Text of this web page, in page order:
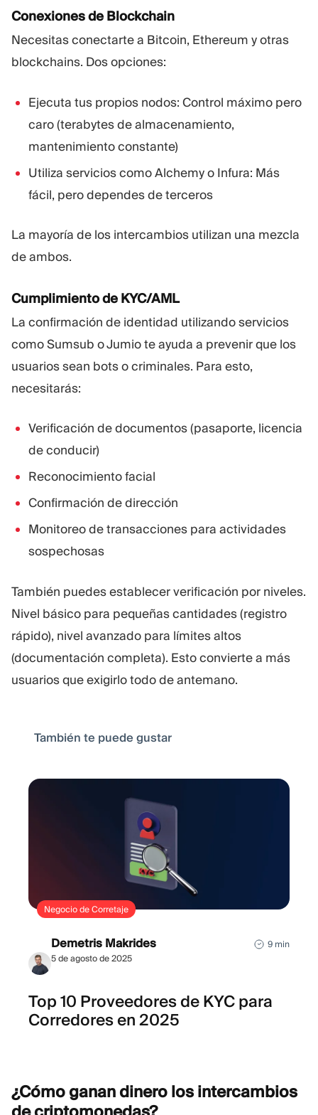
Conexiones de Blockchain
Necesitas conectarte a Bitcoin, Ethereum y otras
blockchains. Dos opciones:
Ejecuta tus propios nodos: Control máximo pero
caro (terabytes de almacenamiento,
mantenimiento constante)
Utiliza servicios como Alchemy o Infura: Más
fácil, pero dependes de terceros
La mayoría de los intercambios utilizan una mezcla
de ambos.
Cumplimiento de KYC/AML
La confirmación de identidad utilizando servicios
como Sumsub o Jumio te ayuda a prevenir que los
usuarios sean bots o criminales. Para esto,
necesitarás:
Verificación de documentos (pasaporte, licencia
de conducir)
Reconocimiento facial
Confirmación de dirección
Monitoreo de transacciones para actividades
sospechosas
También puedes establecer verificación por niveles.
Nivel básico para pequeñas cantidades (registro
rápido), nivel avanzado para límites altos
(documentación completa). Esto convierte a más
usuarios que exigirlo todo de antemano.
También te puede gustar
Negocio de Corretaje
Demetris Makrides
5 de agosto de 2025
9 min
Top 10 Proveedores de KYC para
Corredores en 2025
¿Cómo ganan dinero los intercambios